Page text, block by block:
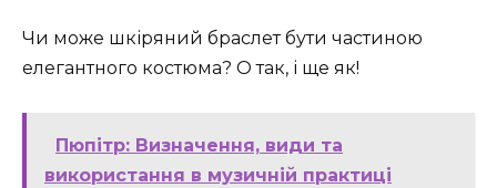
Чи може шкіряний браслет бути частиною
елегантного костюма? О так, і ще як!
Пюпітр: Визначення, види та
використання в музичній практиці